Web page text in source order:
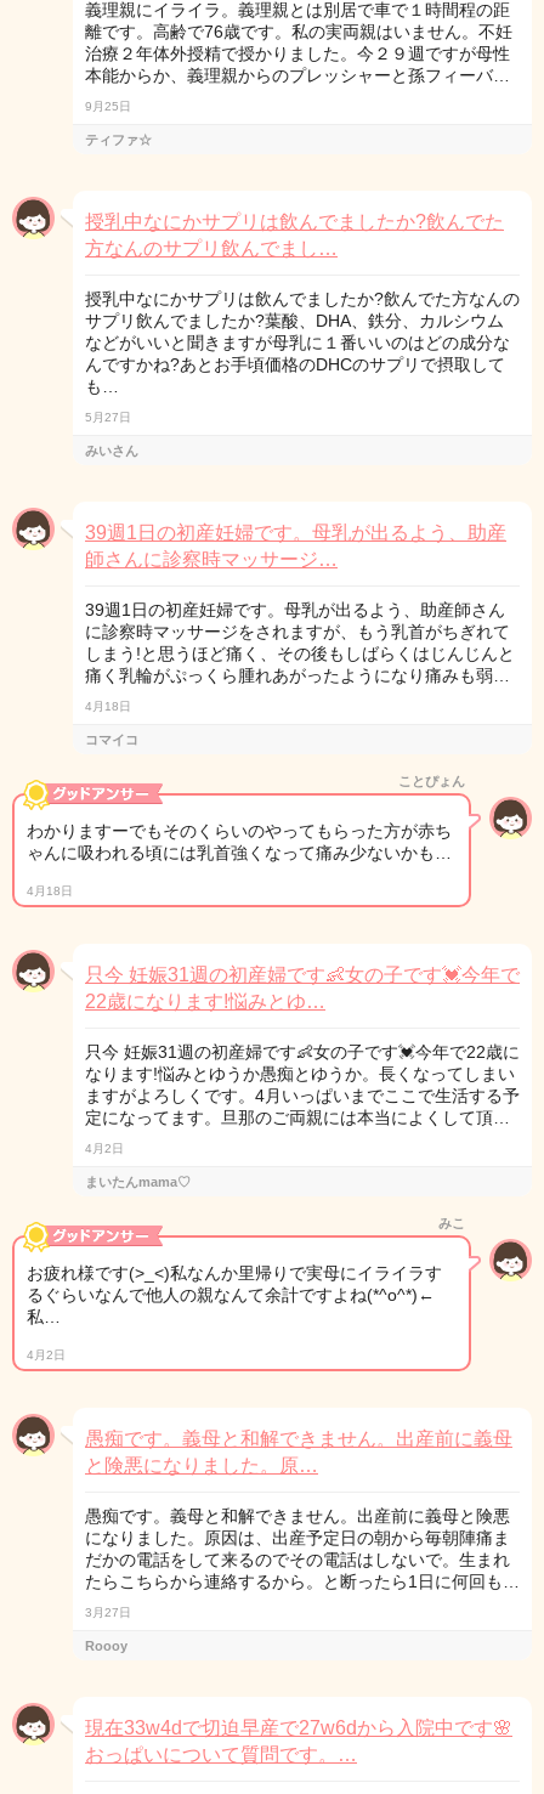
義理親にイライラ。義理親とは別居で車で１時間程の距
離です。高齢で76歳です。私の実両親はいません。不妊
治療２年体外授精で授かりました。今２９週ですが母性
本能からか、義理親からのプレッシャーと孫フィーバ…
9月25日
ティファ☆
授乳中なにかサプリは飲んでましたか?飲んでた
方なんのサプリ飲んでまし…
授乳中なにかサプリは飲んでましたか?飲んでた方なんの
サプリ飲んでましたか?葉酸、DHA、鉄分、カルシウム
などがいいと聞きますが母乳に１番いいのはどの成分な
んですかね?あとお手頃価格のDHCのサプリで摂取して
も…
5月27日
みいさん
39週1日の初産妊婦です。母乳が出るよう、助産
師さんに診察時マッサージ…
39週1日の初産妊婦です。母乳が出るよう、助産師さん
に診察時マッサージをされますが、もう乳首がちぎれて
しまう!と思うほど痛く、その後もしばらくはじんじんと
痛く乳輪がぷっくら腫れあがったようになり痛みも弱…
4月18日
コマイコ
ことぴょん
わかりますーでもそのくらいのやってもらった方が赤ち
ゃんに吸われる頃には乳首強くなって痛み少ないかも…
4月18日
只今 妊娠31週の初産婦です👶女の子です💓今年で
22歳になります!悩みとゆ…
只今 妊娠31週の初産婦です👶女の子です💓今年で22歳に
なります!悩みとゆうか愚痴とゆうか。長くなってしまい
ますがよろしくです。4月いっぱいまでここで生活する予
定になってます。旦那のご両親には本当によくして頂…
4月2日
まいたんmama♡
みこ
お疲れ様です(>_<)私なんか里帰りで実母にイライラす
るぐらいなんで他人の親なんて余計ですよね(*^o^*)←
私…
4月2日
愚痴です。義母と和解できません。出産前に義母
と険悪になりました。原…
愚痴です。義母と和解できません。出産前に義母と険悪
になりました。原因は、出産予定日の朝から毎朝陣痛ま
だかの電話をして来るのでその電話はしないで。生まれ
たらこちらから連絡するから。と断ったら1日に何回も…
3月27日
Roooy
現在33w4dで切迫早産で27w6dから入院中です🌸
おっぱいについて質問です。…